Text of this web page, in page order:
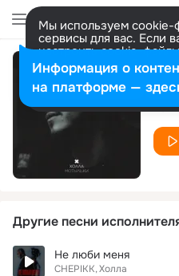
Мы используем cookie-
сервисы для вас. Если
настроить cookie-
представитель.
Разрешить все
Другие песни
Не люби меня
CHEPIKK Холла
Информация о
на платформе —